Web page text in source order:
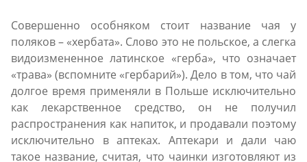
Совершенно особняком стоит название чая у
поляков – «хербата». Слово это не польское, а слегка
видоизмененное латинское «герба», что означает
«трава» (вспомните «гербарий»). Дело в том, что чай
долгое время применяли в Польше исключительно
как лекарственное средство, он не получил
распространения как напиток, и продавали поэтому
исключительно в аптеках. Аптекари и дали чаю
такое название, считая, что чаинки изготовляют из